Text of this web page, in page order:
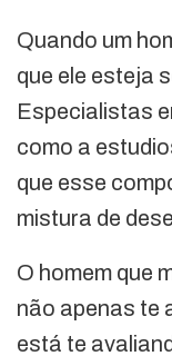
Quando um
que ele esteja
Especialistas
como a
que esse
mistura de
O homem que
não apenas te
está te